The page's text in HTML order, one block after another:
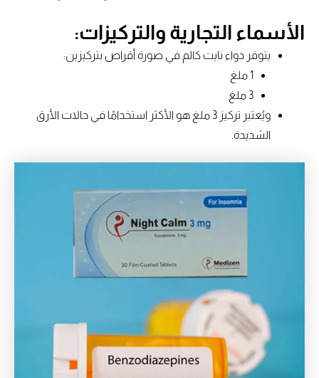
الأسماء التجارية والتركيزات:
يتوفر دواء نايت كالم في صورة أقراص بتركيزين:
ويُعتبر تركيز 3 ملغ هو الأكثر استخدامًا في حالات الأرق
الشديدة.